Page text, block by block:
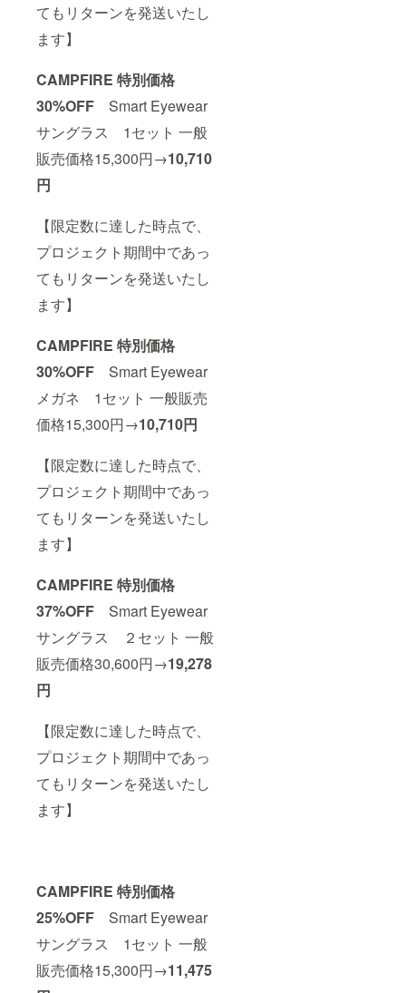
てもリターンを発送いたし
ます】
CAMPFIRE 特別価格
30%OFF Smart Eyewear
サングラス 1セット 一般
販売価格15,300円→10,710
円
【限定数に達した時点で、
プロジェクト期間中であっ
てもリターンを発送いたし
ます】
CAMPFIRE 特別価格
30%OFF Smart Eyewear
メガネ 1セット 一般販売
価格15,300円→10,710円
【限定数に達した時点で、
プロジェクト期間中であっ
てもリターンを発送いたし
ます】
CAMPFIRE 特別価格
37%OFF Smart Eyewear
サングラス ２セット 一般
販売価格30,600円→19,278
円
【限定数に達した時点で、
プロジェクト期間中であっ
てもリターンを発送いたし
ます】
CAMPFIRE 特別価格
25%OFF Smart Eyewear
サングラス 1セット 一般
販売価格15,300円→11,475